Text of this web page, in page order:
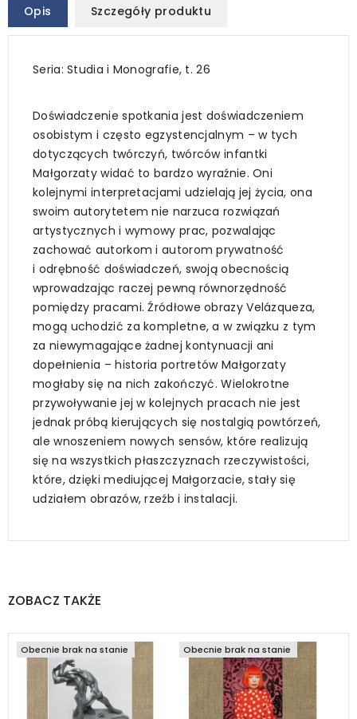
Opis Szczegóły produktu
Seria: Studia i Monografie, t. 26
Doświadczenie spotkania jest doświadczeniem
osobistym i często egzystencjalnym – w tych
dotyczących twórczyń, twórców infantki
Małgorzaty widać to bardzo wyraźnie. Oni
kolejnymi interpretacjami udzielają jej życia, ona
swoim autorytetem nie narzuca rozwiązań
artystycznych i wymowy prac, pozwalając
zachować autorkom i autorom prywatność
i odrębność doświadczeń, swoją obecnością
wprowadzając raczej pewną równorzędność
pomiędzy pracami. Źródłowe obrazy Velázqueza,
mogą uchodzić za kompletne, a w związku z tym
za niewymagające żadnej kontynuacji ani
dopełnienia – historia portretów Małgorzaty
mogłaby się na nich zakończyć. Wielokrotne
przywoływanie jej w kolejnych pracach nie jest
jednak próbą kierujących się nostalgią powtórzeń,
ale wnoszeniem nowych sensów, które realizują
się na wszystkich płaszczyznach rzeczywistości,
które, dzięki mediującej Małgorzacie, stały się
udziałem obrazów, rzeźb i instalacji.
ZOBACZ TAKŻE
Obecnie brak na stanie Obecnie brak na stanie